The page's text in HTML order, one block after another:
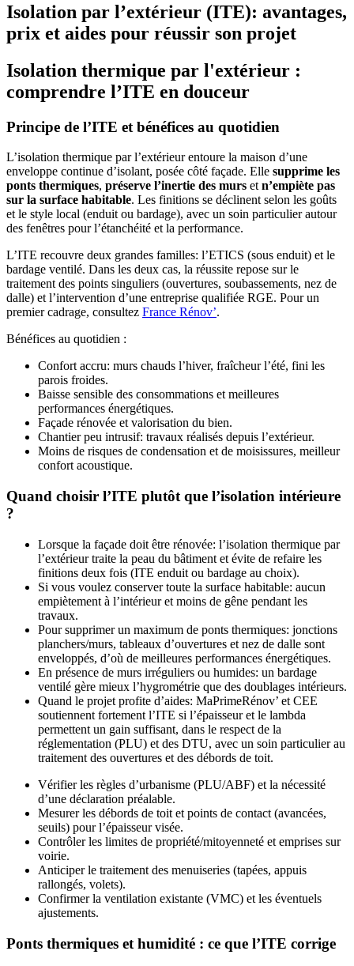
Isolation par l’extérieur (ITE): avantages,
prix et aides pour réussir son projet
Isolation thermique par l'extérieur :
comprendre l’ITE en douceur
Principe de l’ITE et bénéfices au quotidien
L’isolation thermique par l’extérieur entoure la maison d’une
enveloppe continue d’isolant, posée côté façade. Elle supprime les
ponts thermiques, préserve l’inertie des murs etn’empiète pas
sur la surface habitable. Les finitions se déclinent selon les goûts
et le style local (enduit ou bardage), avec un soin particulier autour
des fenêtres pour l’étanchéité et la performance.
L’ITE recouvre deux grandes familles: l’ETICS (sous enduit) et le
bardage ventilé. Dans les deux cas, la réussite repose sur le
traitement des points singuliers (ouvertures, soubassements, nez de
dalle) et l’intervention d’une entreprise qualifiée RGE. Pour un
premier cadrage, consultez France Rénov’.
Bénéfices au quotidien :
Confort accru: murs chauds l’hiver, fraîcheur l’été, fini les
parois froides.
Baisse sensible des consommations et meilleures
performances énergétiques.
Façade rénovée et valorisation du bien.
Chantier peu intrusif: travaux réalisés depuis l’extérieur.
Moins de risques de condensation et de moisissures, meilleur
confort acoustique.
Quand choisir l’ITE plutôt que l’isolation intérieure
?
Lorsque la façade doit être rénovée: l’isolation thermique par
l’extérieur traite la peau du bâtiment et évite de refaire les
finitions deux fois (ITE enduit ou bardage au choix).
Si vous voulez conserver toute la surface habitable: aucun
empiètement à l’intérieur et moins de gêne pendant les
travaux.
Pour supprimer un maximum de ponts thermiques: jonctions
planchers/murs, tableaux d’ouvertures et nez de dalle sont
enveloppés, d’où de meilleures performances énergétiques.
En présence de murs irréguliers ou humides: un bardage
ventilé gère mieux l’hygrométrie que des doublages intérieurs.
Quand le projet profite d’aides: MaPrimeRénov’ et CEE
soutiennent fortement l’ITE si l’épaisseur et le lambda
permettent un gain suffisant, dans le respect de la
réglementation (PLU) et des DTU, avec un soin particulier au
traitement des ouvertures et des débords de toit.
Vérifier les règles d’urbanisme (PLU/ABF) et la nécessité
d’une déclaration préalable.
Mesurer les débords de toit et points de contact (avancées,
seuils) pour l’épaisseur visée.
Contrôler les limites de propriété/mitoyenneté et emprises sur
voirie.
Anticiper le traitement des menuiseries (tapées, appuis
rallongés, volets).
Confirmer la ventilation existante (VMC) et les éventuels
ajustements.
Ponts thermiques et humidité : ce que l’ITE corrige